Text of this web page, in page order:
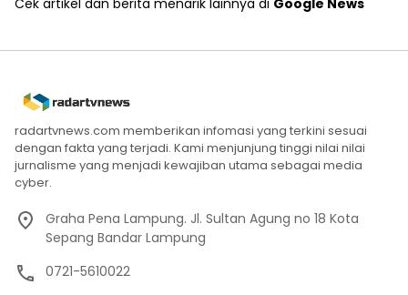
radartvnews.com memberikan infomasi yang terkini sesuai
dengan fakta yang terjadi. Kami menjunjung tinggi nilai nilai
jurnalisme yang menjadi kewajiban utama sebagai media
cyber.
Graha Pena Lampung. Jl. Sultan Agung no 18 Kota
Sepang Bandar Lampung
0721-5610022